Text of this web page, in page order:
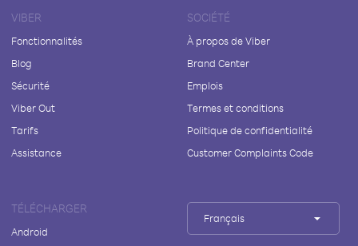
VIBER
Fonctionnalités
Blog
Sécurité
Viber Out
Tarifs
Assistance
SOCIÉTÉ
À propos de Viber
Brand Center
Emplois
Termes et conditions
Politique de confidentialité
Customer Complaints Code
TÉLÉCHARGER
Android
Français